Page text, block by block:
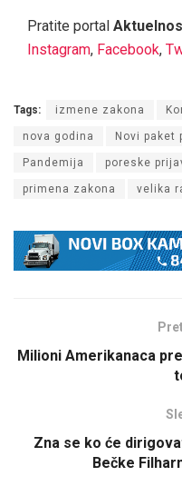
Pratite portal
Instagram, Facebook,
Tags: izmene zakona
nova godina Novi paket
Pandemija poreske
primena zakona velika
Milioni Amerikanaca
Zna se ko će
Bečke